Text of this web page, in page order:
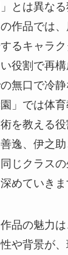
とは異な
作品では
るキャラ
役割で再
無口で冷
」では体
を教える役
逸、伊之
じクラス
めていきま
品の魅力
や背景が